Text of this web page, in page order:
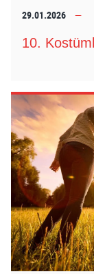
29.01.2026
10.